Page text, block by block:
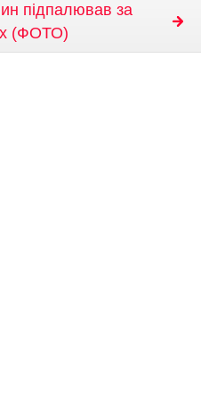
підпалював за
(ФОТО)